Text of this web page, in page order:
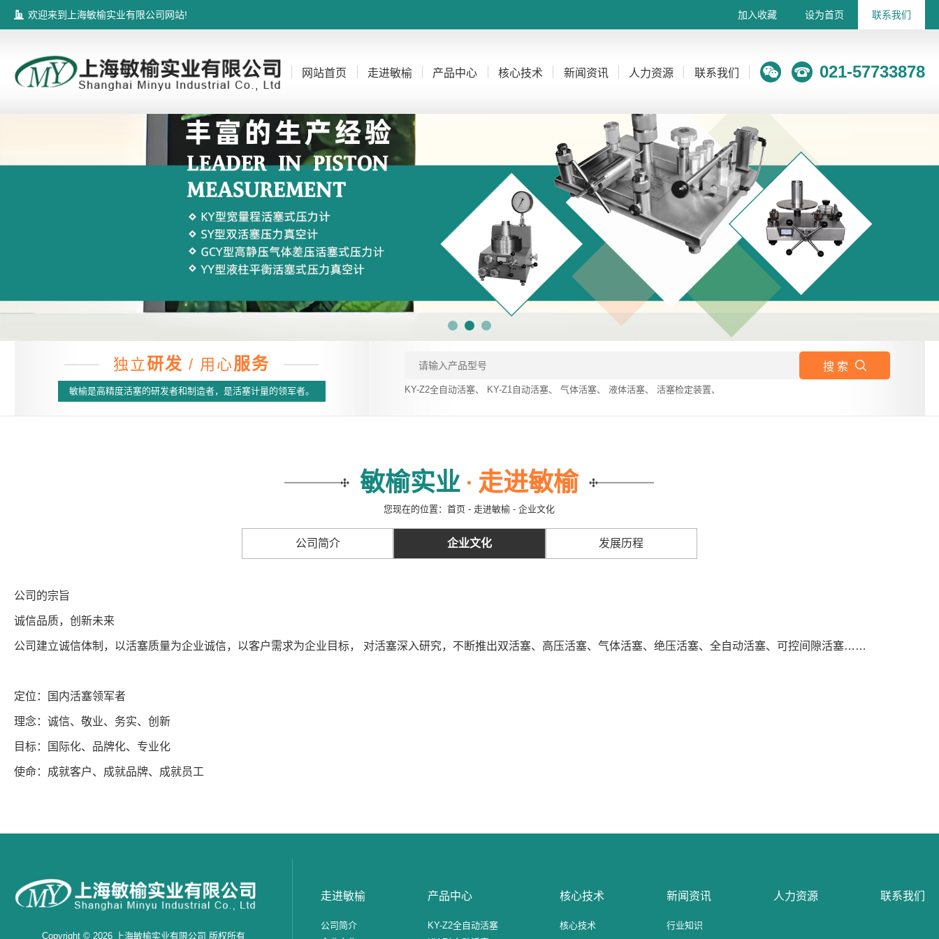
欢迎来到上海敏榆实业有限公司网站! 加入收藏 设为首页 联系我们
网站首页 走进敏榆 产品中心 核心技术 新闻资讯 人力资源 联系我们 021-57733878
独立研发 / 用心服务
敏榆是高精度活塞的研发者和制造者，是活塞计量的领军者。
搜 索
KY-Z2全自动活塞、 KY-Z1自动活塞、 气体活塞、 液体活塞、 活塞检定装置、
敏榆实业 走进敏榆
您现在的位置：首页 - 走进敏榆 - 企业文化
公司简介 企业文化 发展历程
公司的宗旨
诚信品质，创新未来
公司建立诚信体制，以活塞质量为企业诚信，以客户需求为企业目标， 对活塞深入研究，不断推出双活塞、高压活塞、气体活塞、绝压活塞、全自动活塞、可控间隙活塞……
定位：国内活塞领军者
理念：诚信、敬业、务实、创新
目标：国际化、品牌化、专业化
使命：成就客户、成就品牌、成就员工
Copyright © 2026 上海敏榆实业有限公司 版权所有
走进敏榆
公司简介
产品中心
KY-Z2全自动活塞
核心技术
核心技术
新闻资讯
行业知识
人力资源 联系我们